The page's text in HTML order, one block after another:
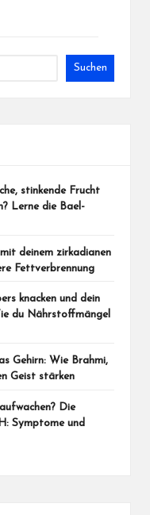
Suchen
stinkende Frucht
Lerne die Bael-
deinem zirkadianen
Fettverbrennung
knacken und dein
du Nährstoffmängel
Gehirn: Wie Brahmi,
Geist stärken
Die
Symptome und